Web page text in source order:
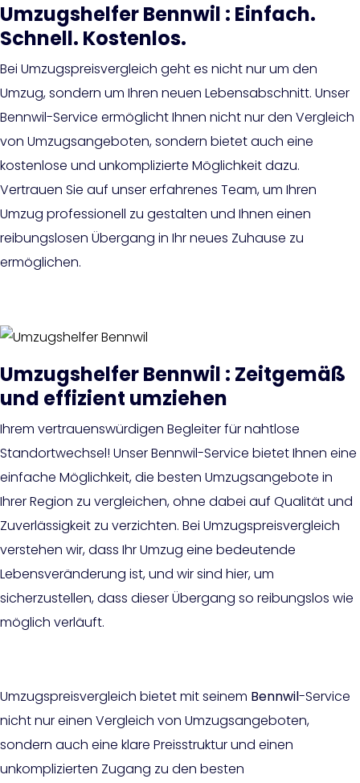
Umzugshelfer Bennwil : Einfach.
Schnell. Kostenlos.
Bei Umzugspreisvergleich geht es nicht nur um den
Umzug, sondern um Ihren neuen Lebensabschnitt. Unser
Bennwil-Service ermöglicht Ihnen nicht nur den Vergleich
von Umzugsangeboten, sondern bietet auch eine
kostenlose und unkomplizierte Möglichkeit dazu.
Vertrauen Sie auf unser erfahrenes Team, um Ihren
Umzug professionell zu gestalten und Ihnen einen
reibungslosen Übergang in Ihr neues Zuhause zu
ermöglichen.
Umzugshelfer Bennwil : Zeitgemäß
und effizient umziehen
Ihrem vertrauenswürdigen Begleiter für nahtlose
Standortwechsel! Unser Bennwil-Service bietet Ihnen eine
einfache Möglichkeit, die besten Umzugsangebote in
Ihrer Region zu vergleichen, ohne dabei auf Qualität und
Zuverlässigkeit zu verzichten. Bei Umzugspreisvergleich
verstehen wir, dass Ihr Umzug eine bedeutende
Lebensveränderung ist, und wir sind hier, um
sicherzustellen, dass dieser Übergang so reibungslos wie
möglich verläuft.
Umzugspreisvergleich bietet mit seinem Bennwil-Service
nicht nur einen Vergleich von Umzugsangeboten,
sondern auch eine klare Preisstruktur und einen
unkomplizierten Zugang zu den besten